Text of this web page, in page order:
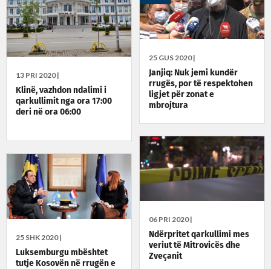
25 GUS 2020 |
Janjiq: Nuk jemi kundër
rrugës, por të respektohen
ligjet për zonat e
mbrojtura
13 PRI 2020 |
Klinë, vazhdon ndalimi i
qarkullimit nga ora 17:00
deri në ora 06:00
06 PRI 2020 |
Ndërpritet qarkullimi mes
veriut të Mitrovicës dhe
Zveçanit
25 SHK 2020 |
Luksemburgu mbështet
tutje Kosovën në rrugën e